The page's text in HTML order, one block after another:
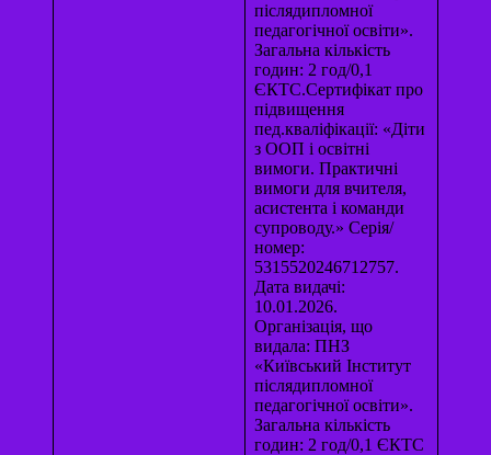
післядипломної
педагогічної освіти».
Загальна кількість
годин: 2 год/0,1
ЄКТС.Сертифікат про
підвищення
пед.кваліфікації: «Діти
з ООП і освітні
вимоги. Практичні
вимоги для вчителя,
асистента і команди
супроводу.» Серія/
номер:
5315520246712757.
Дата видачі:
10.01.2026.
Організація, що
видала: ПНЗ
«Київський Інститут
післядипломної
педагогічної освіти».
Загальна кількість
годин: 2 год/0,1 ЄКТС